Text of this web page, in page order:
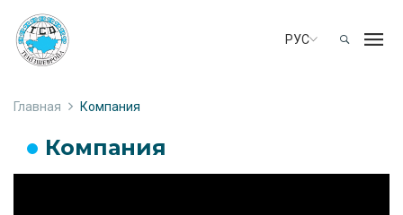
РУС
Главная Компания
Компания